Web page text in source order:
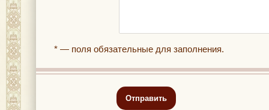
* — поля обязательные для заполнения.